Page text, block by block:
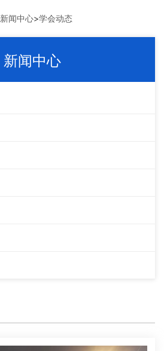
新闻中心>学会动态
新闻中心